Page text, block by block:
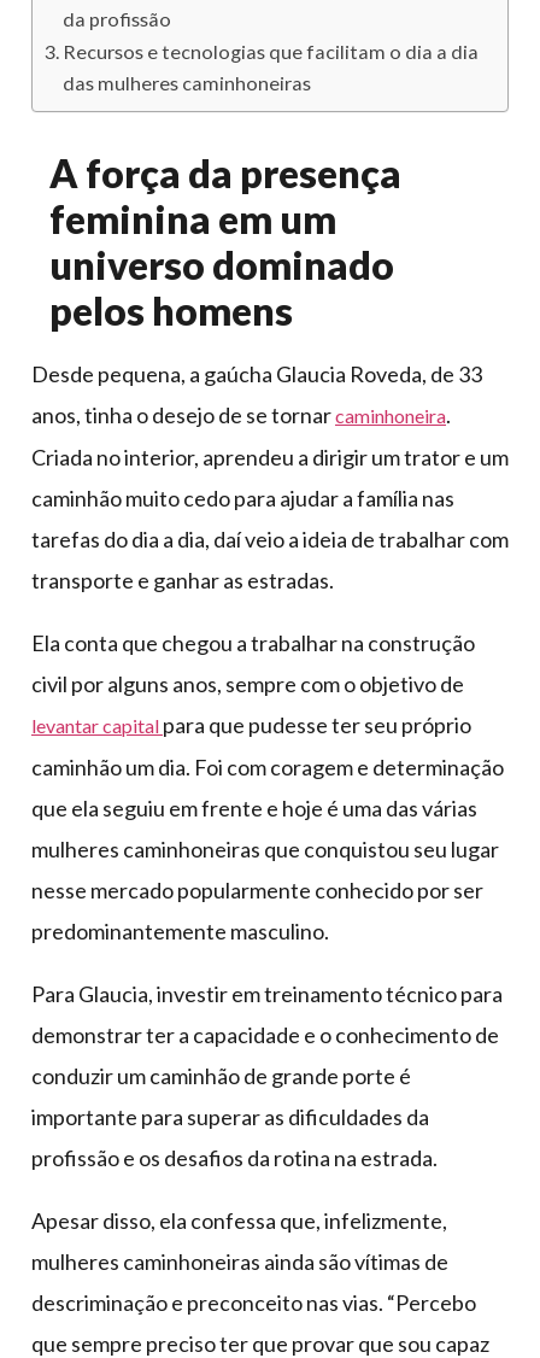
da profissão
Recursos e tecnologias que facilitam o dia a dia
das mulheres caminhoneiras
A força da presença
feminina em um
universo dominado
pelos homens
Desde pequena, a gaúcha Glaucia Roveda, de 33
anos, tinha o desejo de se tornarcaminhoneira.
Criada no interior, aprendeu a dirigir um trator e um
caminhão muito cedo para ajudar a família nas
tarefas do dia a dia, daí veio a ideia de trabalhar com
transporte e ganhar as estradas.
Ela conta que chegou a trabalhar na construção
civil por alguns anos, sempre com o objetivo de
levantar capital para que pudesse ter seu próprio
caminhão um dia. Foi com coragem e determinação
que ela seguiu em frente e hoje é uma das várias
mulheres caminhoneiras que conquistou seu lugar
nesse mercado popularmente conhecido por ser
predominantemente masculino.
Para Glaucia, investir em treinamento técnico para
demonstrar ter a capacidade e o conhecimento de
conduzir um caminhão de grande porte é
importante para superar as dificuldades da
profissão e os desafios da rotina na estrada.
Apesar disso, ela confessa que, infelizmente,
mulheres caminhoneiras ainda são vítimas de
descriminação e preconceito nas vias. “Percebo
que sempre preciso ter que provar que sou capaz